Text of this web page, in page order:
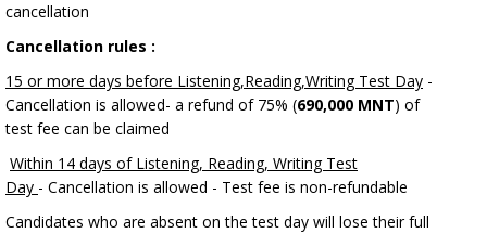
cancellation
Cancellation rules :
15 or more days before Listening,Reading,Writing Test Day -
Cancellation is allowed- a refund of 75% (690,000 MNT) of
test fee can be claimed
Within 14 days of Listening, Reading, Writing Test
Day - Cancellation is allowed - Test fee is non-refundable
Candidates who are absent on the test day will lose their full